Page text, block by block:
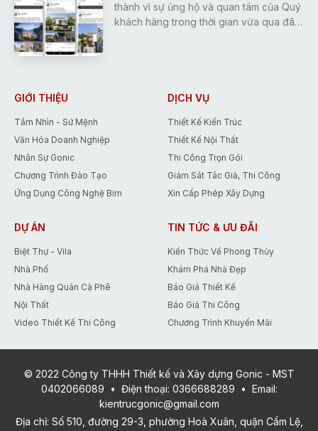
thành vì sự ủng hộ và quan tâm của Quý
khách hàng trong thời gian vừa qua đã
nhất trong tháng 5 giúp các Bạn tiết
GIỚI THIỆU
Tầm Nhìn - Sứ Mệnh
Văn Hóa Doanh Nghiệp
Nhân Sự Gonic
Chương Trình Đào Tạo
Ứng Dụng Công Nghệ Bim
DỊCH VỤ
Thiết Kế Kiến Trúc
Thiết Kế Nội Thất
Thi Công Trọn Gói
Giám Sát Tác Giả, Thi Công
Xin Cấp Phép Xây Dựng
DỰ ÁN
Biệt Thự - Vila
Nhà Phố
Nhà Hàng Quán Cà Phê
Nội Thất
Video Thiết Kế Thi Công
TIN TỨC & ƯU ĐÃI
Kiến Thức Về Phong Thủy
Khám Phá Nhà Đẹp
Báo Giá Thiết Kế
Báo Giá Thi Công
Chương Trình Khuyến Mãi
© 2022 Công ty THHH Thiết kế và Xây dựng Gonic - MST
0402066089
• Điện thoại: 0366688289 • Email:
kientrucgonic@gmail.com
Địa chỉ: Số 510, đường 29-3, phường Hoà Xuân, quận Cẩm Lệ,